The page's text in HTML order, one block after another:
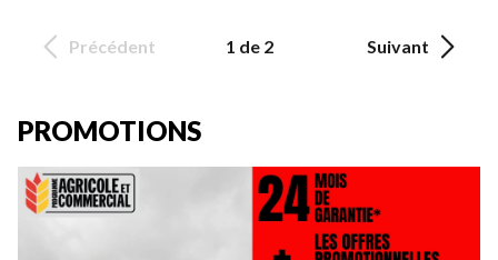
Précédent 1 de 2 Suivant
PROMOTIONS